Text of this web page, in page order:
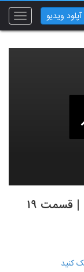
Toggle
آپلود ویدیو
سریال مانکن قسمت هجدهم (HD) | قسمت ۱۹
کنید